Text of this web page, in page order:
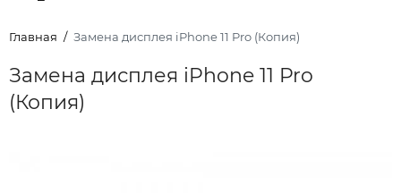
Главная Замена дисплея iPhone 11 Pro (Копия)
Замена дисплея iPhone 11 Pro
(Копия)